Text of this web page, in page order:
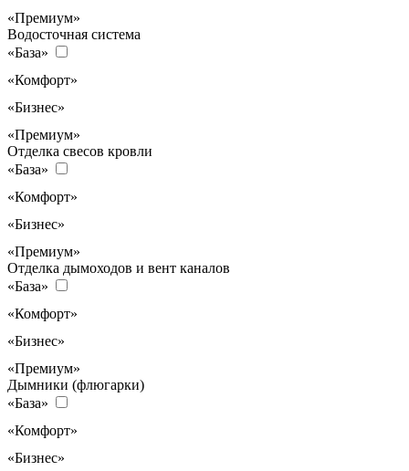
«Премиум»
Водосточная система
«База»
«Комфорт»
«Бизнес»
«Премиум»
Отделка свесов кровли
«База»
«Комфорт»
«Бизнес»
«Премиум»
Отделка дымоходов и вент каналов
«База»
«Комфорт»
«Бизнес»
«Премиум»
Дымники (флюгарки)
«База»
«Комфорт»
«Бизнес»